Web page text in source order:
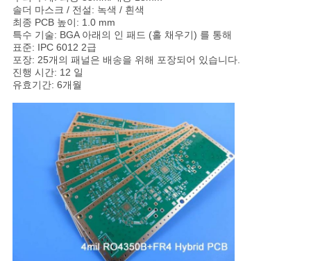
보
호
정
책
솔더 마스크 / 전설: 녹색 / 흰색
최종 PCB 높이: 1.0 mm
특수 기술: BGA 아래의 인 패드 (홀 채우기) 를 통해
표준: IPC 6012 2급
포장: 25개의 패널은 배송을 위해 포장되어 있습니다.
진행 시간: 12 일
유효기간: 6개월